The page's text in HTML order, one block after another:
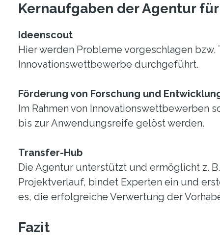
Kernaufgaben der Agentur
Ideenscout
Hier werden Probleme vorgeschlagen
Innovationswettbewerbe durchgeführt.
Förderung von Forschung und
Im Rahmen von Innovationswettbewerben
bis zur Anwendungsreife gelöst werden.
Transfer-Hub
Die Agentur unterstützt und ermöglicht z.
Projektverlauf, bindet Experten ein und
es, die erfolgreiche Verwertung der
Fazit